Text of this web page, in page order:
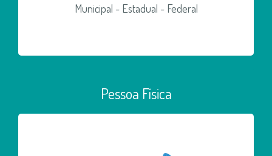
Municipal - Estadual - Federal
Pessoa Física